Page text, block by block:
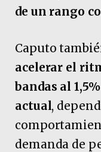
de un rango
Caputo
acelerar el
bandas al
actual,
demanda de